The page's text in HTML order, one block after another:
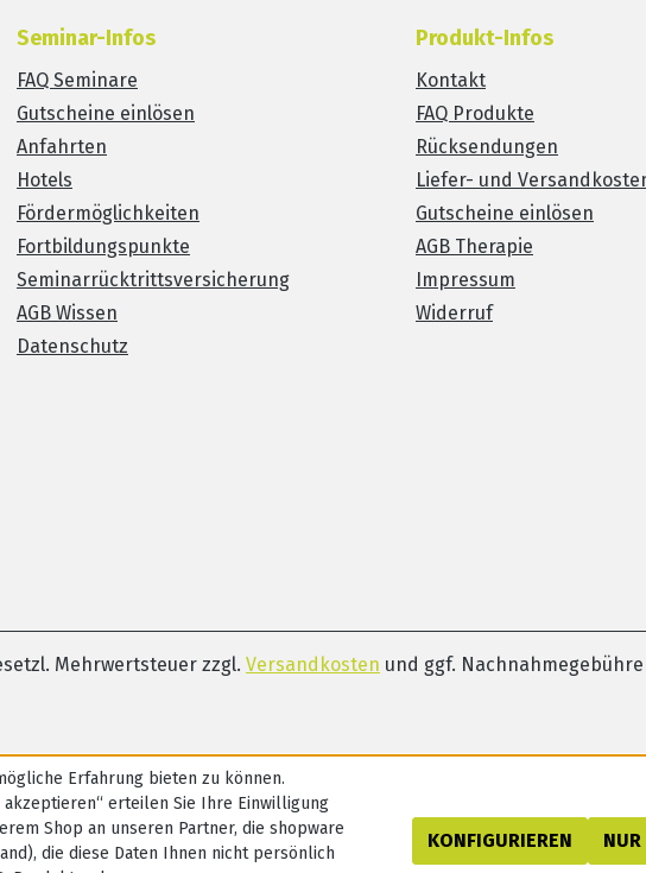
Seminar-Infos
FAQ Seminare
Gutscheine einlösen
Anfahrten
Hotels
Fördermöglichkeiten
Fortbildungspunkte
Seminarrücktrittsversicherung
AGB Wissen
Datenschutz
Produkt-Infos
Kontakt
FAQ Produkte
Rücksendungen
Liefer- und
Gutscheine einlösen
AGB Therapie
Impressum
Widerruf
Mehrwertsteuer zzgl. Versandkosten und ggf.
Erfahrung bieten zu können.
akzeptieren“ erteilen Sie Ihre Einwilligung
Shop an unseren Partner, die shopware
die diese Daten Ihnen nicht persönlich
KONFIGURIEREN